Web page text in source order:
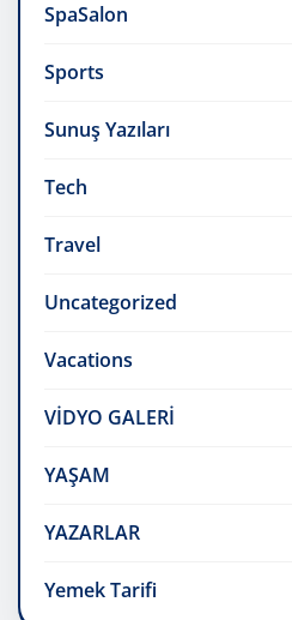
SpaSalon
Sports
Sunuş Yazıları
Tech
Travel
Uncategorized
Vacations
VİDYO GALERİ
YAŞAM
YAZARLAR
Yemek Tarifi